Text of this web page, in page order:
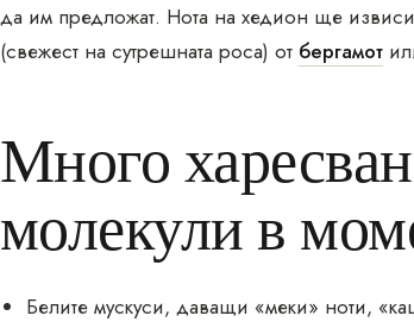
да им предложат. Нота на хедион ще
(свежест на сутрешната роса) от бергамот
Много
молекули в
Белите мускуси, даващи «меки» ноти,